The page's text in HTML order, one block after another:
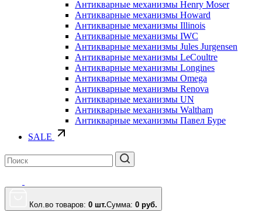
Антикварные механизмы Henry Moser
Антикварные механизмы Howard
Антикварные механизмы Illinois
Антикварные механизмы IWC
Антикварные механизмы Jules Jurgensen
Антикварные механизмы LeCoultre
Антикварные механизмы Longines
Антикварные механизмы Omega
Антикварные механизмы Renova
Антикварные механизмы UN
Антикварные механизмы Waltham
Антикварные механизмы Павел Буре
SALE
Кол.во товаров: 0 шт.Сумма: 0 руб.